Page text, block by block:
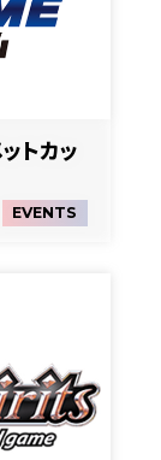
トカッ
EVENTS